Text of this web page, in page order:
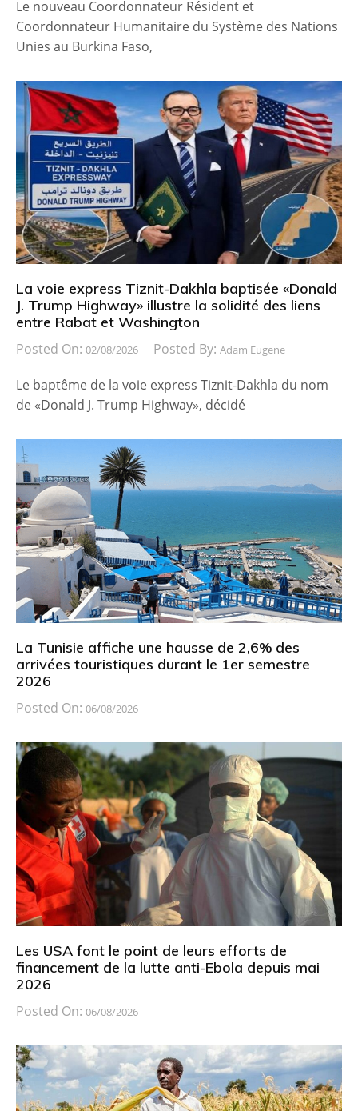
Le nouveau Coordonnateur Résident et
Coordonnateur Humanitaire du Système des Nations
Unies au Burkina Faso,
La voie express Tiznit-Dakhla baptisée «Donald
J. Trump Highway» illustre la solidité des liens
entre Rabat et Washington
Posted On: 02/08/2026 Posted By: Adam Eugene
Le baptême de la voie express Tiznit-Dakhla du nom
de «Donald J. Trump Highway», décidé
La Tunisie affiche une hausse de 2,6% des
arrivées touristiques durant le 1er semestre
2026
Posted On: 06/08/2026
Les USA font le point de leurs efforts de
financement de la lutte anti-Ebola depuis mai
2026
Posted On: 06/08/2026